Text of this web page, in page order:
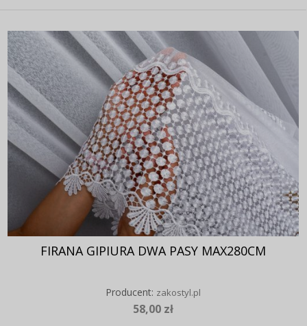
FIRANA GIPIURA DWA PASY MAX280CM
Producent: zakostyl.pl
58,00 zł